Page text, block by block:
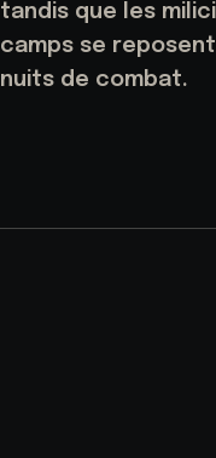
tandis que les
camps se
nuits de combat.